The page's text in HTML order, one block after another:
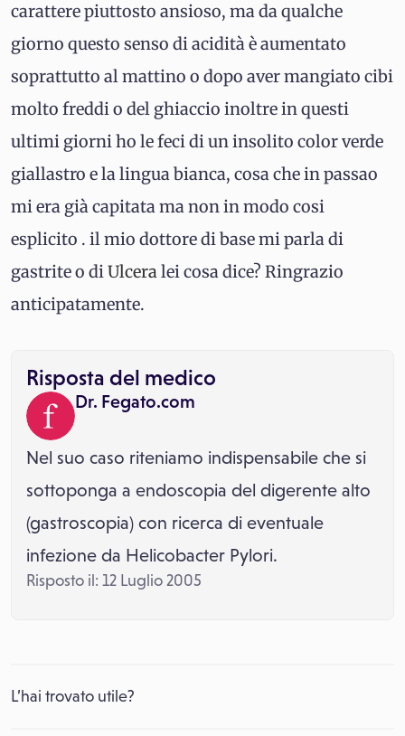
carattere piuttosto ansioso, ma da qualche
giorno questo senso di acidità è aumentato
soprattutto al mattino o dopo aver mangiato cibi
molto freddi o del ghiaccio inoltre in questi
ultimi giorni ho le feci di un insolito color verde
giallastro e la lingua bianca, cosa che in passao
mi era già capitata ma non in modo cosi
esplicito . il mio dottore di base mi parla di
gastrite o diUlceralei cosa dice? Ringrazio
anticipatamente.
Risposta del medico
Dr. Fegato.com
Nel suo caso riteniamo indispensabile che si
sottoponga a endoscopia del digerente alto
(gastroscopia) con ricerca di eventuale
infezione da Helicobacter Pylori.
Risposto il: 12 Luglio 2005
L’hai trovato utile?